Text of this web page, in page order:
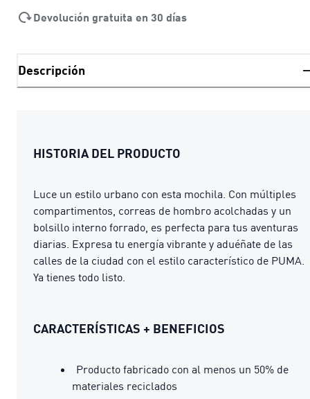
Devolución gratuita en 30 días
Descripción
HISTORIA DEL PRODUCTO
Luce un estilo urbano con esta mochila. Con múltiples
compartimentos, correas de hombro acolchadas y un
bolsillo interno forrado, es perfecta para tus aventuras
diarias. Expresa tu energía vibrante y aduéñate de las
calles de la ciudad con el estilo característico de PUMA.
Ya tienes todo listo.
CARACTERÍSTICAS + BENEFICIOS
Producto fabricado con al menos un 50% de
materiales reciclados